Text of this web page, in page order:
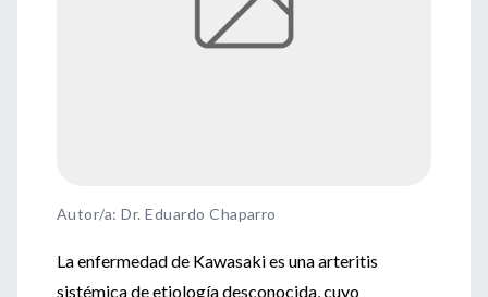
Autor/a: Dr. Eduardo Chaparro
La enfermedad de Kawasaki es una arteritis
sistémica de etiología desconocida, cuyo